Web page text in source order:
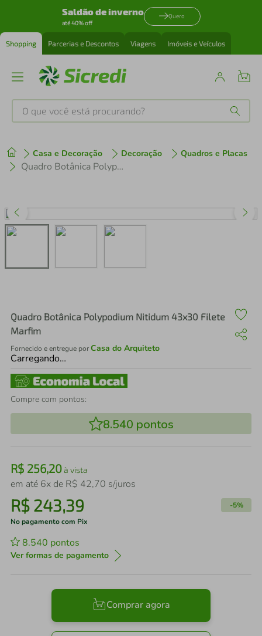
Saldão de inverno
até 40% off
Quero
Shopping Parcerias e Descontos Viagens Imóveis e Veículos
O que você está procurando?
Casa e Decoração Decoração Quadros e Placas
Quadro Botânica Polypodium Nitidum 43x30 Filete Marfim
Quadro Botânica Polypodium Nitidum 43x30 Filete
Marfim
Fornecido e entregue porCasa do Arquiteto
Carregando…
Compre com pontos:
8.540 pontos
R$ 256,20à vista
em até 6x de R$ 42,70 s/juros
R$ 243,39 -5%
No pagamento com Pix
8.540 pontos
Ver formas de pagamento
Comprar agora
1º tenis
perfume